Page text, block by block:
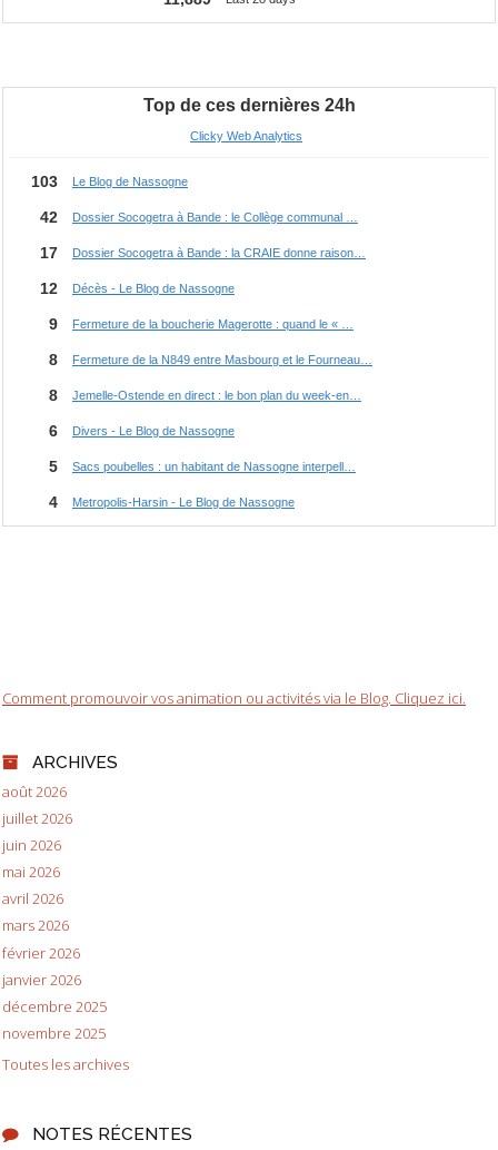
Comment promouvoir vos animation ou activités via le Blog. Cliquez ici.
ARCHIVES
août 2026
juillet 2026
juin 2026
mai 2026
avril 2026
mars 2026
février 2026
janvier 2026
décembre 2025
novembre 2025
Toutes les archives
NOTES RÉCENTES